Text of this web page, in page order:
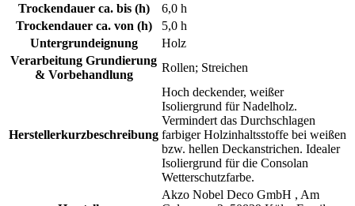
Trockendauer ca. bis (h)
6,0 h
Trockendauer ca. von (h)
5,0 h
Untergrundeignung
Holz
Verarbeitung Grundierung
& Vorbehandlung
Rollen; Streichen
Herstellerkurzbeschreibung
Hoch deckender, weißer
Isoliergrund für Nadelholz.
Vermindert das Durchschlagen
farbiger Holzinhaltsstoffe bei weißen
bzw. hellen Deckanstrichen. Idealer
Isoliergrund für die Consolan
Wetterschutzfarbe.
Akzo Nobel Deco GmbH , Am